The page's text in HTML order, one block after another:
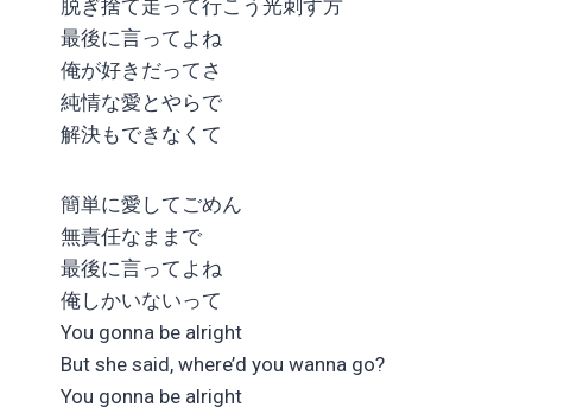
脱ぎ捨て走って行こう光刺す方
最後に言ってよね
俺が好きだってさ
純情な愛とやらで
解決もできなくて
簡単に愛してごめん
無責任なままで
最後に言ってよね
俺しかいないって
You gonna be alright
But she said, where’d you wanna go?
You gonna be alright